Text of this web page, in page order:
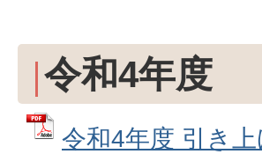
令和4年度
令和4年度 引き